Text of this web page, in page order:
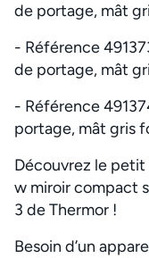
de portage, mât
- Référence
de portage, mât
- Référence
portage, mât gris
Découvrez le
w miroir compact
3 de Thermor !
Besoin d’un